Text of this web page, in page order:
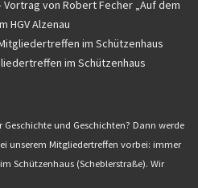
Vortrag von Robert Fecher „Auf dem
HGV Alzenau
im Schützenhaus
im Schützenhaus
und Geschichten? Dann werde
unserem Mitgliedertreffen vorbei: immer
Schützenhaus (Scheblerstraße). Wir